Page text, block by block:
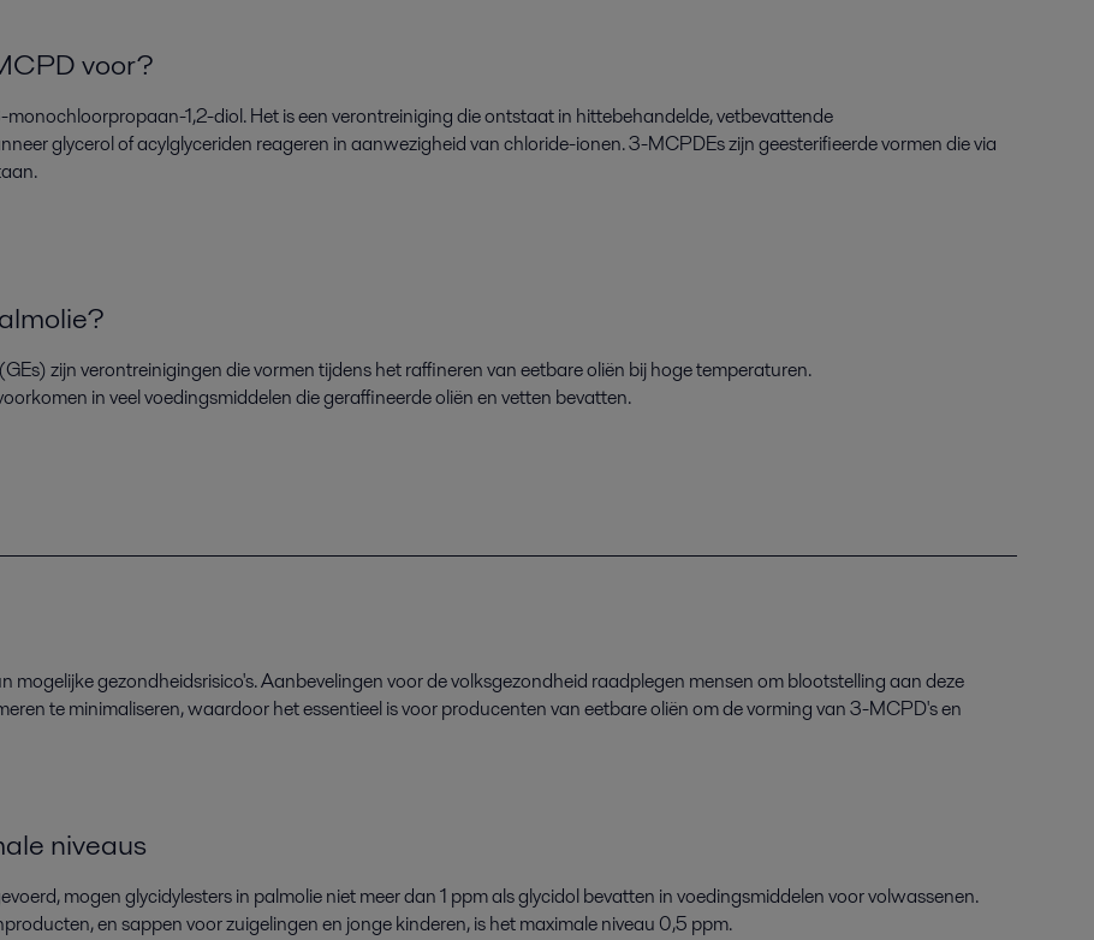
voor?
1,2-diol. Het is een verontreiniging die ontstaat in hittebehandelde,vetbevattende
glycerol ofacylglyceriden reageren in aanwezigheid vanchloride-ionen. 3-MCPDEszijn geesterifieerde vormen die via
zijn verontreinigingendievormen tijdenshet raffineren van eetbare oliën bijhoge temperaturen.
inveelvoedingsmiddelendiegeraffineerde oliën en vetten bevatten.
mogelijkegezondheidsrisico's. Aanbevelingen voor de volksgezondheid raadplegen mensen omblootstelling aandeze
te minimaliseren, waardoor het essentieel is voorproducenten van eetbare oliënomde vormingvan 3-MCPD's en
niveaus
mogen glycidylestersin palmolieniet meer dan 1 ppm als glycidol bevatten in voedingsmiddelen voorvolwassenen.
, en sappen voor zuigelingen en jonge kinderen, is het maximale niveau 0,5 ppm.